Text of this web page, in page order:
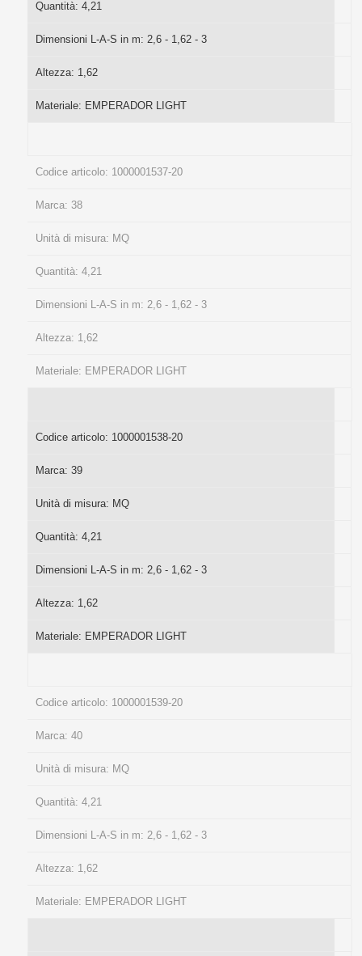
Quantità: 4,21
Dimensioni L-A-S in m: 2,6 - 1,62 - 3
Altezza: 1,62
Materiale: EMPERADOR LIGHT
Codice articolo: 1000001537-20
Marca: 38
Unità di misura: MQ
Quantità: 4,21
Dimensioni L-A-S in m: 2,6 - 1,62 - 3
Altezza: 1,62
Materiale: EMPERADOR LIGHT
Codice articolo: 1000001538-20
Marca: 39
Unità di misura: MQ
Quantità: 4,21
Dimensioni L-A-S in m: 2,6 - 1,62 - 3
Altezza: 1,62
Materiale: EMPERADOR LIGHT
Codice articolo: 1000001539-20
Marca: 40
Unità di misura: MQ
Quantità: 4,21
Dimensioni L-A-S in m: 2,6 - 1,62 - 3
Altezza: 1,62
Materiale: EMPERADOR LIGHT